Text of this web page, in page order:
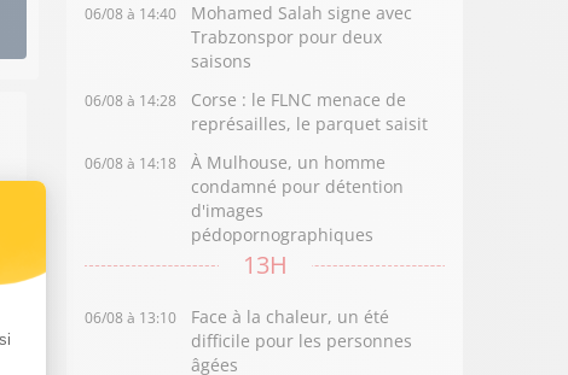
06/08 à 14:40
Mohamed Salah signe avec
Trabzonspor pour deux
saisons
06/08 à 14:28
Corse : le FLNC menace de
représailles, le parquet saisit
06/08 à 14:18
À Mulhouse, un homme
condamné pour détention
d'images
pédopornographiques
13H
06/08 à 13:10
Face à la chaleur, un été
difficile pour les personnes
âgées